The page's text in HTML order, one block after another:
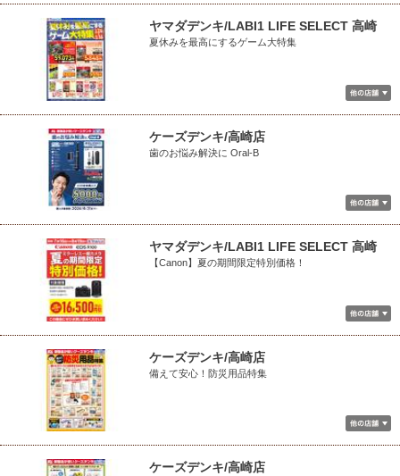
ヤマダデンキ/LABI1 LIFE SELECT 高崎
夏休みを最高にするゲーム大特集
ケーズデンキ/高崎店
歯のお悩み解決に Oral-B
ヤマダデンキ/LABI1 LIFE SELECT 高崎
【Canon】夏の期間限定特別価格！
ケーズデンキ/高崎店
備えて安心！防災用品特集
ケーズデンキ/高崎店